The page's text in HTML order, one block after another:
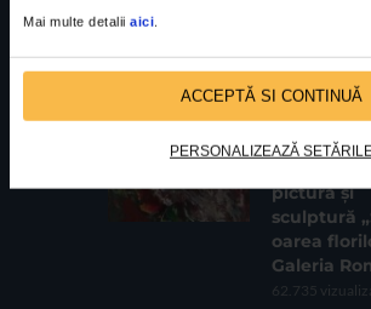
Mai multe detalii aici
ACCEPTĂ SI CONTINUĂ
PERSONALIZEAZĂ
Sc. 4, Ap. 197, Sector 2
CELE MAI VIZUALIZATE
CLIPA DE ARTA
pictură și
sculptură
oarea
Galeria
62.735